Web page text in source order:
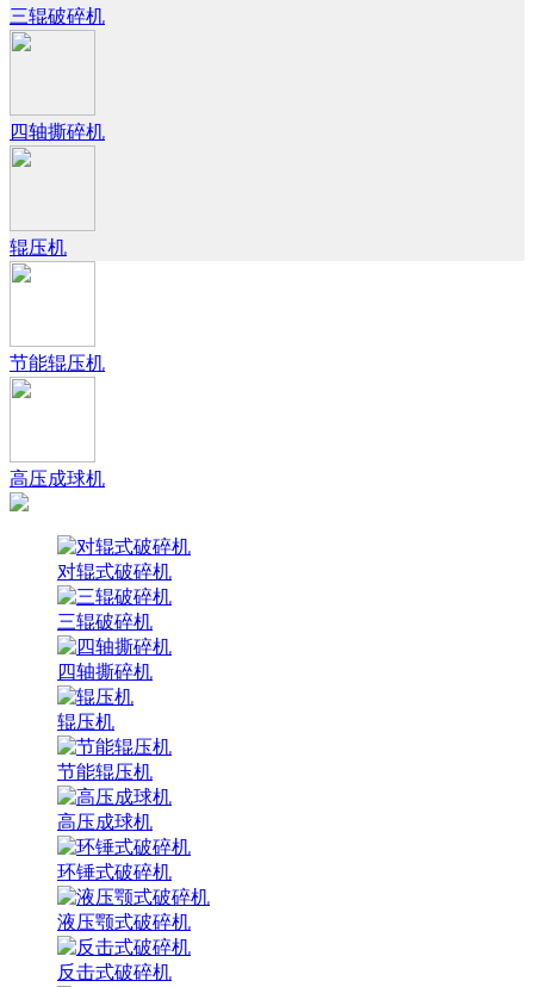
三辊破碎机
四轴撕碎机
辊压机
节能辊压机
高压成球机
对辊式破碎机
三辊破碎机
四轴撕碎机
辊压机
节能辊压机
高压成球机
环锤式破碎机
液压颚式破碎机
反击式破碎机